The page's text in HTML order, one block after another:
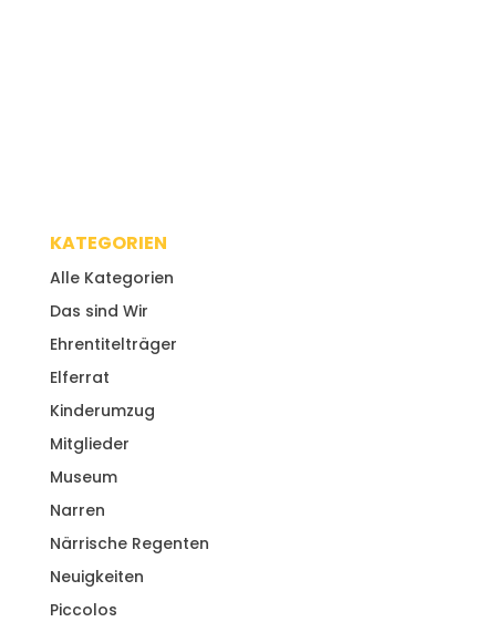
KATEGORIEN
Alle Kategorien
Das sind Wir
Ehrentitelträger
Elferrat
Kinderumzug
Mitglieder
Museum
Narren
Närrische Regenten
Neuigkeiten
Piccolos